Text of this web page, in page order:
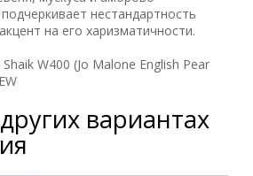
нестандартность
на его харизматичности.
W400 (Jo Malone English Pear
вариантах